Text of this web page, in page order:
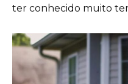
ter conhecido muito